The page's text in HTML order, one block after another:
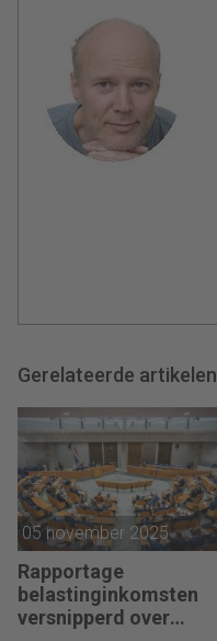
Gerelateerde artikelen
05 november 2025
Rapportage
belastinginkomsten
versnipperd over